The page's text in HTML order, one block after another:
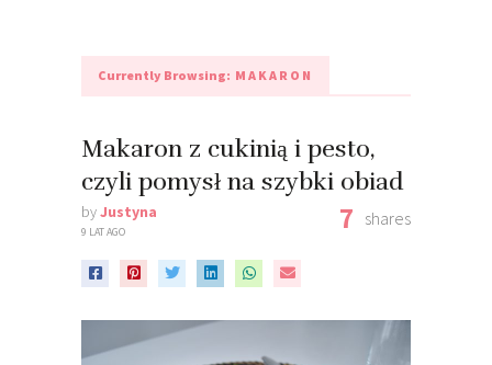
Currently Browsing: MAKARON
Makaron z cukinią i pesto,
czyli pomysł na szybki obiad
byJustyna
9 LAT AGO 7 shares